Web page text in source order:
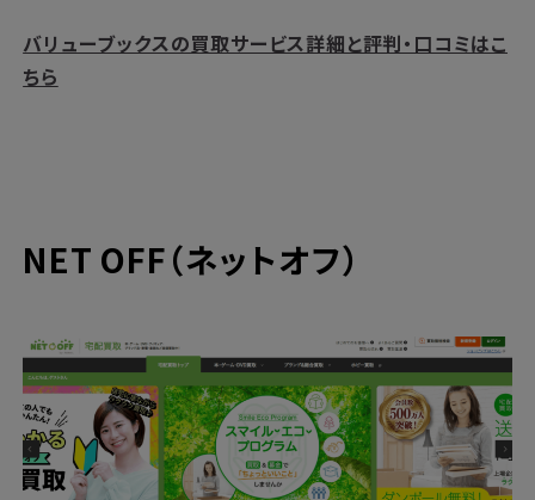
バリューブックスの買取サービス詳細と評判・口コミはこ
ちら
NET OFF（ネットオフ）